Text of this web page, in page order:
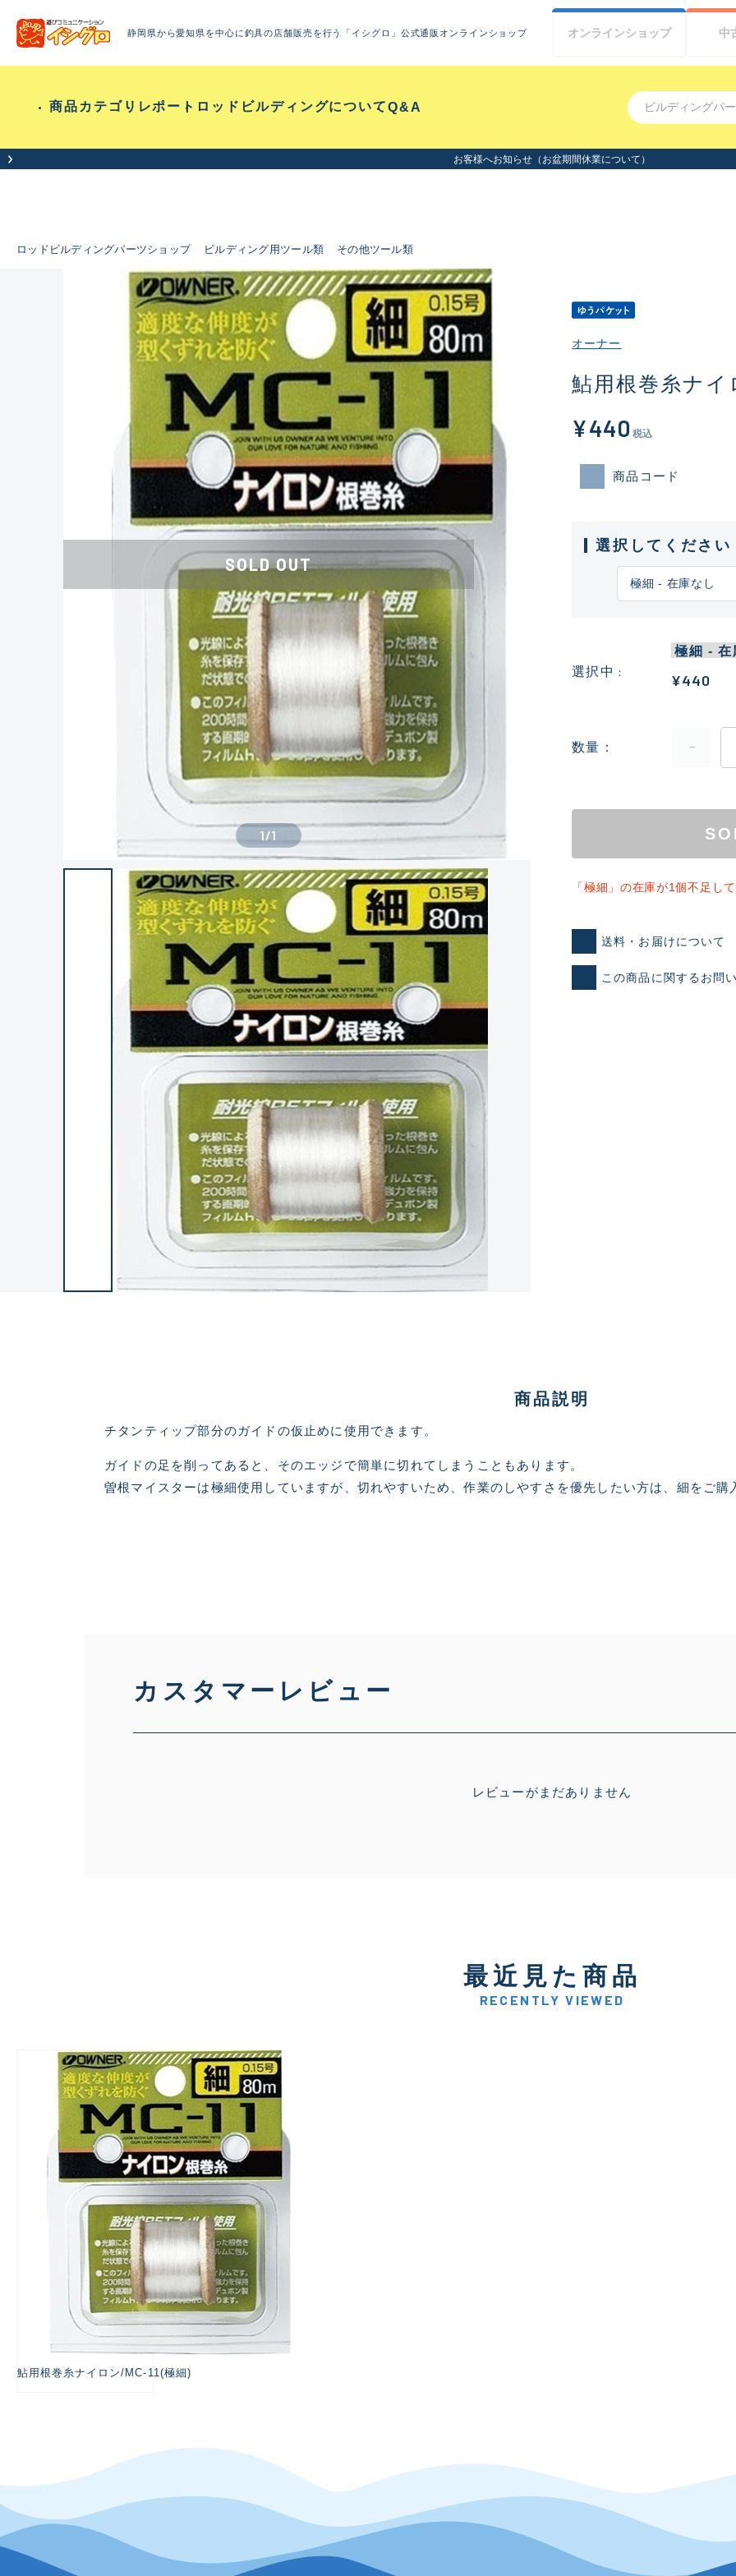
静岡県から愛知県を中心に釣具の店舗販売を行う「イシグロ」公式通販オンラインショップ オンラインショップ 中
商品カテゴリ レポート ロッドビルディングについてQ&A
お客様へお知らせ（お盆期間休業について）
ロッドビルディングパーツショップ ビルディング用ツール類 その他ツール類
A 傷が極めて少ない極上品
B+ 使用感や傷は少なく比較的美
SOLD OUT
1/1
オーナー
鮎用根巻糸ナイ
¥440 税込
商品コード
選択してください
選択中 ¥440
数量
「極細」の在庫が1個不足して
送料・お届けについて
この商品に関するお問
商品説明
チタンティップ部分のガイドの仮止めに使用できます。
ガイドの足を削ってあると、そのエッジで簡単に切れてしまうこともあります。
曽根マイスターは極細使用していますが、切れやすいため、作業のしやすさを優先したい方は、細をご購
カスタマーレビュー
レビューがまだありません
最近見た商品
RECENTLY VIEWED
鮎用根巻糸ナイロン/MC-11(極細)